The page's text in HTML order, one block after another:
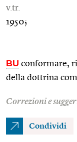
v.tr.
1950;
BU conformare,
della dottrina
Correzioni e
Condividi